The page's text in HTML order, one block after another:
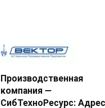
Производственная
компания —
СибТехноРесурс: